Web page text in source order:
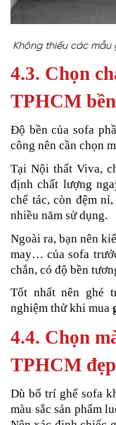
Không thiếu các mẫu
4.3. Chọn
TPHCM
Độ bền của sofa
công nên cần chọn
Tại Nội thất Viva,
định chất lượng
chế tác, còn đệm
nhiều năm sử dụng.
Ngoài ra, bạn nên
may… của sofa
chắn, có độ bền
Tốt nhất nên ghé
nghiệm thử khi mua
4.4. Chọn
TPHCM
Dù bố trí ghế sofa
màu sắc sản phẩm